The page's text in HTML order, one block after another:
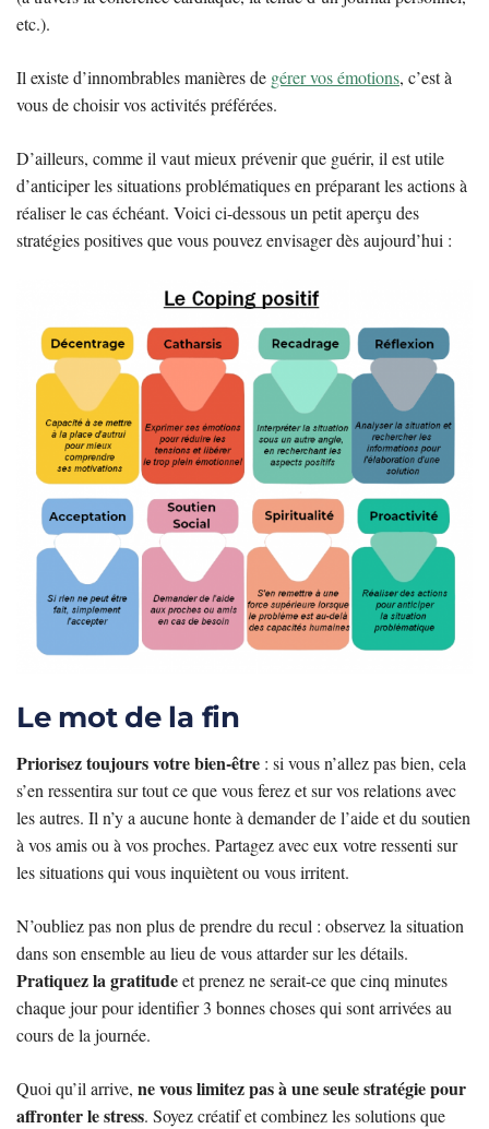
etc.).
Il existe d’innombrables manières de gérer vos émotions, c’est à
vous de choisir vos activités préférées.
D’ailleurs, comme il vaut mieux prévenir que guérir, il est utile
d’anticiper les situations problématiques en préparant les actions à
réaliser le cas échéant. Voici ci-dessous un petit aperçu des
stratégies positives que vous pouvez envisager dès aujourd’hui :
Le mot de la fin
Priorisez toujours votre bien-être : si vous n’allez pas bien, cela
s’en ressentira sur tout ce que vous ferez et sur vos relations avec
les autres. Il n’y a aucune honte à demander de l’aide et du soutien
à vos amis ou à vos proches. Partagez avec eux votre ressenti sur
les situations qui vous inquiètent ou vous irritent.
N’oubliez pas non plus de prendre du recul : observez la situation
dans son ensemble au lieu de vous attarder sur les détails.
Pratiquez la gratitudeet prenez ne serait-ce que cinq minutes
chaque jour pour identifier 3 bonnes choses qui sont arrivées au
cours de la journée.
Quoi qu’il arrive, ne vous limitez pas à une seule stratégie pour
affronter le stress. Soyez créatif et combinez les solutions que